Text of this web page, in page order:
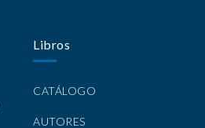
Libros
CATÁLOGO
AUTORES